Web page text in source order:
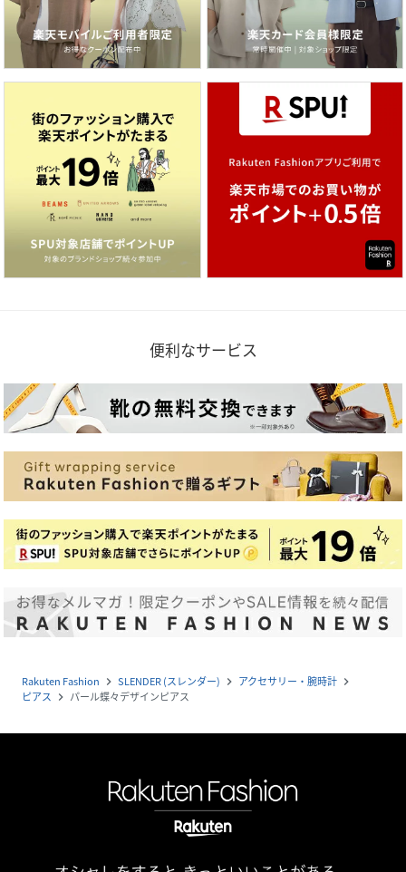
便利なサービス
Rakuten Fashion navigate_next SLENDER (スレンダー) navigate_next アクセサリー・腕時計 navigate_next
ピアス navigate_next パール蝶々デザインピアス